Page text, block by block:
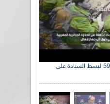
الإذاعة الجزائرية تحي الذكرى 59 لبسط السيادة على